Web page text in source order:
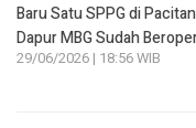
Baru Satu SPPG di
Dapur MBG Sudah
29/06/2026 | 18:56 WIB